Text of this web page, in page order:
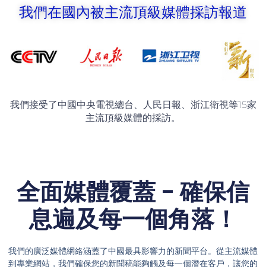
我們在國內被主流頂級媒體採訪報道
我們接受了中國中央電視總台、人民日報、浙江衛視等15家
主流頂級媒體的採訪。
全面媒體覆蓋 - 確保信
息遍及每一個角落！
我們的廣泛媒體網絡涵蓋了中國最具影響力的新聞平台。從主流媒體
到專業網站，我們確保您的新聞稿能夠觸及每一個潛在客戶，讓您的